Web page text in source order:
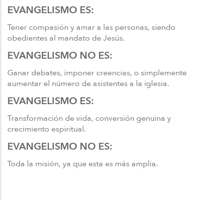
EVANGELISMO ES:
Tener compasión y amar a las personas, siendo
obedientes al mandato de Jesús.
EVANGELISMO NO ES:
Ganar debates, imponer creencias, o simplemente
aumentar el número de asistentes a la iglesia.
EVANGELISMO ES:
Transformación de vida, conversión genuina y
crecimiento espiritual.
EVANGELISMO NO ES:
Toda la misión, ya que esta es más amplia.